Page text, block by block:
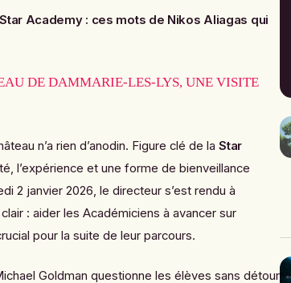
Academy : ces mots de Nikos Aliagas qui
DE DAMMARIE-LES-LYS, UNE VISITE
n’a rien d’anodin. Figure clé de laStar
l’expérience et une forme de bienveillance
2 janvier 2026, le directeur s’est rendu à
: aider les Académiciens à avancer sur
pour la suite de leur parcours.
Goldman questionne les élèves sans détour